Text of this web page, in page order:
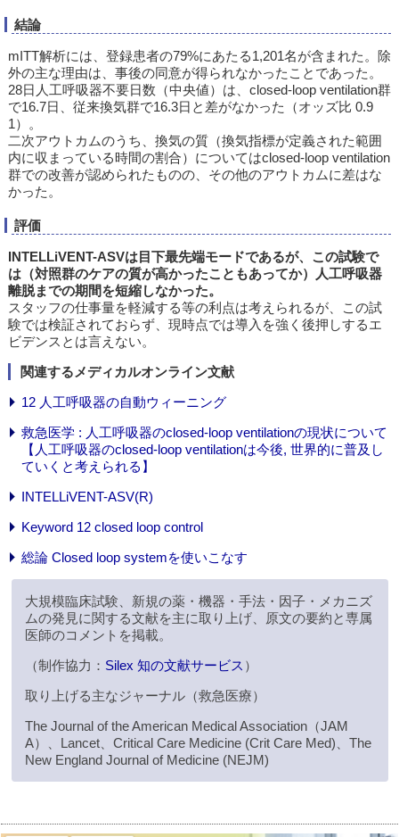
結論
mITT解析には、登録患者の79%にあたる1,201名が含まれた。除
外の主な理由は、事後の同意が得られなかったことであった。
28日人工呼吸器不要日数（中央値）は、closed-loop ventilation群
で16.7日、従来換気群で16.3日と差がなかった（オッズ比 0.9
1）。
二次アウトカムのうち、換気の質（換気指標が定義された範囲
内に収まっている時間の割合）についてはclosed-loop ventilation
群での改善が認められたものの、その他のアウトカムに差はな
かった。
評価
INTELLiVENT-ASVは目下最先端モードであるが、この試験で
は（対照群のケアの質が高かったこともあってか）人工呼吸器
離脱までの期間を短縮しなかった。
スタッフの仕事量を軽減する等の利点は考えられるが、この試
験では検証されておらず、現時点では導入を強く後押しするエ
ビデンスとは言えない。
関連するメディカルオンライン文献
12 人工呼吸器の自動ウィーニング
救急医学 : 人工呼吸器のclosed-loop ventilationの現状について
【人工呼吸器のclosed-loop ventilationは今後, 世界的に普及し
ていくと考えられる】
INTELLiVENT-ASV(R)
Keyword 12 closed loop control
総論 Closed loop systemを使いこなす
大規模臨床試験、新規の薬・機器・手法・因子・メカニズ
ムの発見に関する文献を主に取り上げ、原文の要約と専属
医師のコメントを掲載。
（制作協力： Silex 知の文献サービス ）
取り上げる主なジャーナル（救急医療）
The Journal of the American Medical Association（JAM
A）、Lancet、Critical Care Medicine (Crit Care Med)、The
New England Journal of Medicine (NEJM)